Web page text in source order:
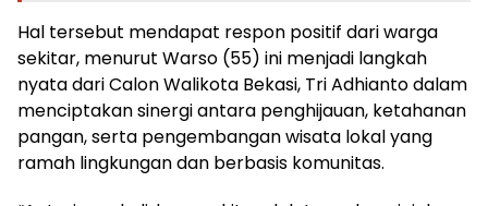
Hal tersebut mendapat respon positif dari warga
sekitar, menurut Warso (55) ini menjadi langkah
nyata dari Calon Walikota Bekasi, Tri Adhianto dalam
menciptakan sinergi antara penghijauan, ketahanan
pangan, serta pengembangan wisata lokal yang
ramah lingkungan dan berbasis komunitas.